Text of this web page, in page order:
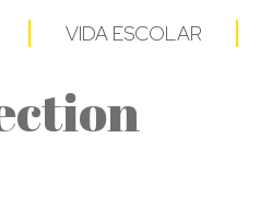
VIDA ESCOLAR